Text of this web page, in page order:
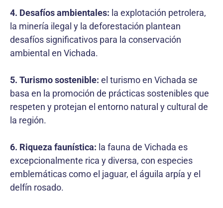
4. Desafíos ambientales: la explotación petrolera,
la minería ilegal y la deforestación plantean
desafíos significativos para la conservación
ambiental en Vichada.
5. Turismo sostenible: el turismo en Vichada se
basa en la promoción de prácticas sostenibles que
respeten y protejan el entorno natural y cultural de
la región.
6. Riqueza faunística: la fauna de Vichada es
excepcionalmente rica y diversa, con especies
emblemáticas como el jaguar, el águila arpía y el
delfín rosado.